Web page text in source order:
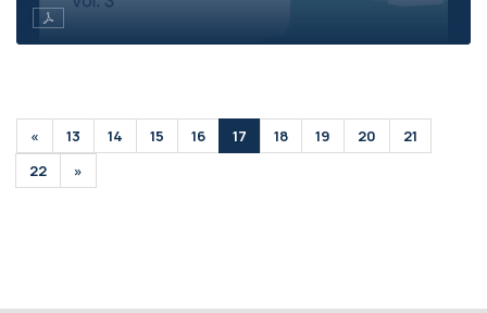
« 13 14 15 16 17 18 19 20
21
22
»